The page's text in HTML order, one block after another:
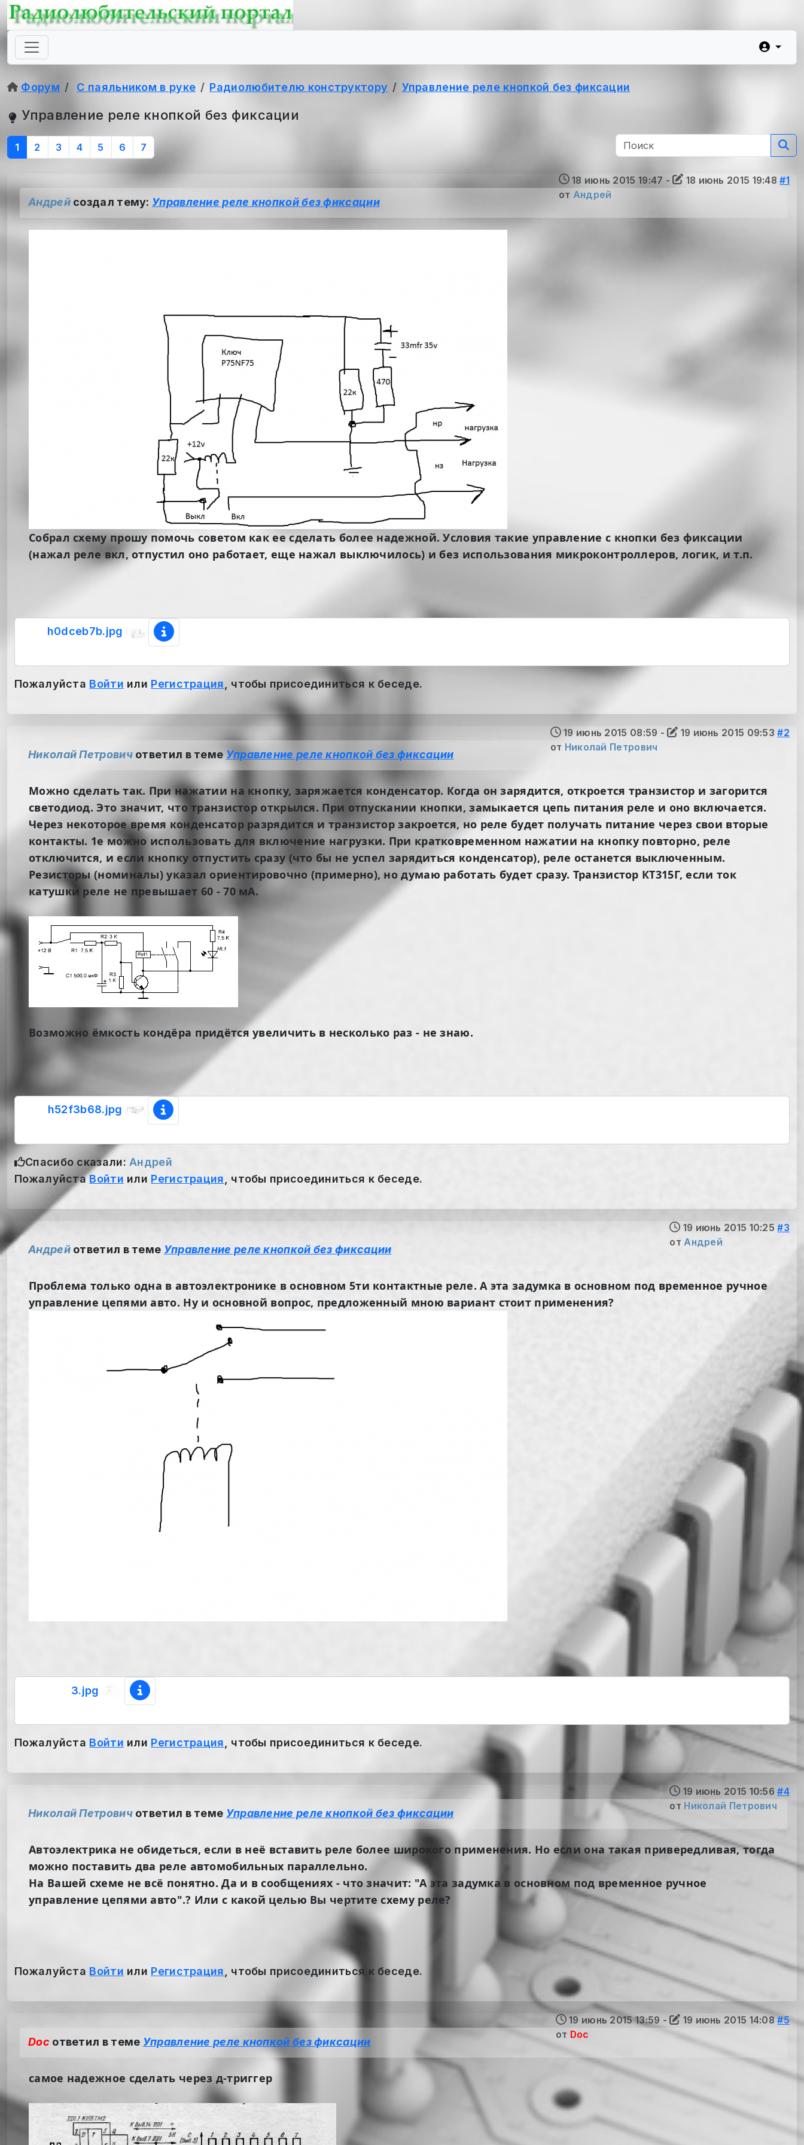
Форум С паяльником в руке Радиолюбителю конструктору Управление реле кнопкой без фиксации
Управление реле кнопкой без фиксации
1 2 3 4 5 6 7
18 июнь 2015 19:47 - 18 июнь 2015 19:48 #1
от Андрей
Андрейсоздал тему: Управление реле кнопкой без фиксации
Собрал схему прошу помочь советом как ее сделать более надежной. Условия такие управление с кнопки без фиксации
(нажал реле вкл, отпустил оно работает, еще нажал выключилось) и без использования микроконтроллеров, логик, и т.п.
h0dceb7b.jpg
Пожалуйста Войти или Регистрация , чтобы присоединиться к беседе.
19 июнь 2015 08:59 - 19 июнь 2015 09:53 #2
от Николай Петрович
Николай Петровичответил в теме Управление реле кнопкой без фиксации
Можно сделать так. При нажатии на кнопку, заряжается конденсатор. Когда он зарядится, откроется транзистор и загорится
светодиод. Это значит, что транзистор открылся. При отпускании кнопки, замыкается цепь питания реле и оно включается.
Через некоторое время конденсатор разрядится и транзистор закроется, но реле будет получать питание через свои вторые
контакты. 1е можно использовать для включение нагрузки. При кратковременном нажатии на кнопку повторно, реле
отключится, и если кнопку отпустить сразу (что бы не успел зарядиться конденсатор), реле останется выключенным.
Резисторы (номиналы) указал ориентировочно (примерно), но думаю работать будет сразу. Транзистор КТ315Г, если ток
катушки реле не превышает 60 - 70 мА.
Возможно ёмкость кондёра придётся увеличить в несколько раз - не знаю.
h52f3b68.jpg
Спасибо сказали:Андрей
ПожалуйстаВойти или Регистрация , чтобы присоединиться к беседе.
19 июнь 2015 10:25 #3
отАндрей
Андрейответил в теме Управление реле кнопкой без фиксации
Проблема только одна в автоэлектронике в основном 5ти контактные реле. А эта задумка в основном под временное ручное
управление цепями авто. Ну и основной вопрос, предложенный мною вариант стоит применения?
3.jpg
Пожалуйста Войти или Регистрация, чтобы присоединиться к беседе.
19 июнь 2015 10:56 #4
от Николай Петрович
Николай Петровичответил в теме Управление реле кнопкой без фиксации
Автоэлектрика не обидеться, если в неё вставить реле более широкого применения. Но если она такая привередливая, тогда
можно поставить два реле автомобильных параллельно.
На Вашей схеме не всё понятно. Да и в сообщениях - что значит: "А эта задумка в основном под временное ручное
управление цепями авто".? Или с какой целью Вы чертите схему реле?
Пожалуйста Войти или Регистрация, чтобы присоединиться к беседе.
19 июнь 2015 13:59 - 19 июнь 2015 14:08 #5
от Doc
Doc ответил в теме Управление реле кнопкой без фиксации
самое надежное сделать через д-триггер